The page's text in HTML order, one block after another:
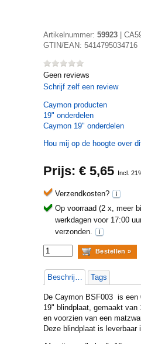
Artikelnummer: 59923
GTIN/EAN: 5414795034716
Geen reviews
Schrijf zelf een review
Caymon producten
19" onderdelen
Caymon 19" onderdelen
Hou mij op de hoogte over
Prijs: € 5,65 Incl.
Verzendkosten?
Op voorraad (2 x, meer
werkdagen voor 17:00
verzonden.
Beschrijving Tags
De Caymon BSF003 is een
19" blindplaat, gemaakt van
en voorzien van een
Deze blindplaat is leverbaar